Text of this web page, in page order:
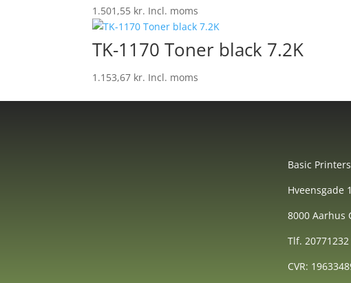
1.501,55 kr. Incl. moms
TK-1170 Toner black 7.2K
1.153,67 kr. Incl. moms
Basic Printers
Hveensgade
8000 Aarhus
Tlf. 20771232
CVR: